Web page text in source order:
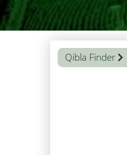
Qibla Finder